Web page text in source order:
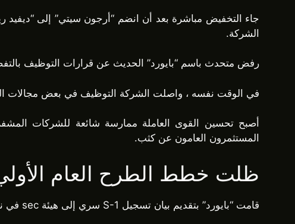
الشركة.
رفض متحدث باسم “بايورد” الحديث عن قرارات التوظيف
في الوقت نفسه ، واصلت الشركة التوظيف في بعض مجالات
أصبح تحسين القوى العاملة ممارسة شائعة للشركات
المستثمرون العامون عن كثب.
ظلت خطط الطرح العام
قامت “بايورد” بتقديم بيان تسجيل S-1 سري إلى هيئة sec في نوفمبر 2025. استهدف هذا التقديم تحقيق تقييم عام قريب من 20 مليار دولار.